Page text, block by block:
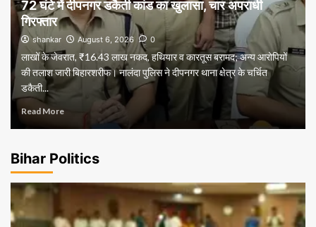
72 घंटे में दीपनगर डकैती कांड का खुलासा, चार अपराधी
गिरफ्तार
shankar August 6, 2026 0
लाखों के जेवरात, ₹16.43 लाख नकद, हथियार व कारतूस बरामद; अन्य आरोपियों
की तलाश जारी बिहारशरीफ। नालंदा पुलिस ने दीपनगर थाना क्षेत्र के चर्चित
डकैती...
Read More
Bihar Politics